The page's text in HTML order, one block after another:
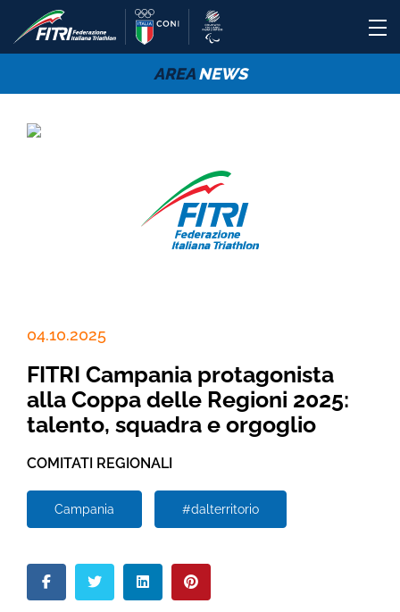
AREANEWS
04.10.2025
FITRI Campania protagonista
alla Coppa delle Regioni 2025:
talento, squadra e orgoglio
COMITATI REGIONALI
Campania #dalterritorio